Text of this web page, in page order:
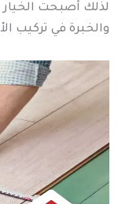
لذلك أصبحت
والخبرة في تركيب